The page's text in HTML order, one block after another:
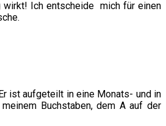
wirkt! Ich entscheide mich für einen
ist aufgeteilt in eine Monats- und in
Buchstaben, dem A auf der